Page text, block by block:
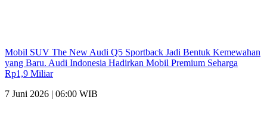
Mobil SUV The New Audi Q5 Sportback Jadi Bentuk Kemewahan
yang Baru. Audi Indonesia Hadirkan Mobil Premium Seharga
Rp1,9 Miliar
7 Juni 2026 | 06:00 WIB